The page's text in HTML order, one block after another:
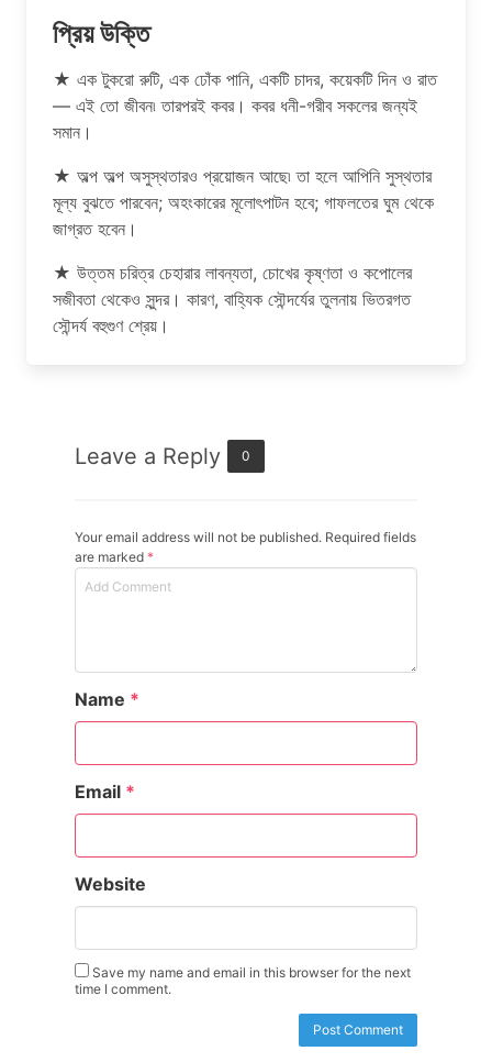
প্রিয় উক্তি
★ এক টুকরো রুটি, এক ঢোঁক পানি, একটি চাদর, কয়েকটি দিন ও রাত
— এই তো জীবন৷ তারপরই কবর। কবর ধনী-গরীব সকলের জন্যই
সমান।
★ অল্প অল্প অসুস্থতারও প্রয়োজন আছে৷ তা হলে আপিনি সুস্থতার
মূল্য বুঝতে পারবেন; অহংকারের মূলোৎপাটন হবে; গাফলতের ঘুম থেকে
জাগ্রত হবেন।
★ উত্তম চরিত্র চেহারার লাবন্যতা, চোখের কৃষ্ণতা ও কপোলের
সজীবতা থেকেও সুন্দর। কারণ, বাহ্যিক সৌন্দর্যের তুলনায় ভিতরগত
সৌন্দর্য বহুগুণ শ্রেয়।
Leave a Reply 0
Your email address will not be published. Required fields
are marked *
Name *
Email *
Website
Save my name and email in this browser for the next
time I comment.